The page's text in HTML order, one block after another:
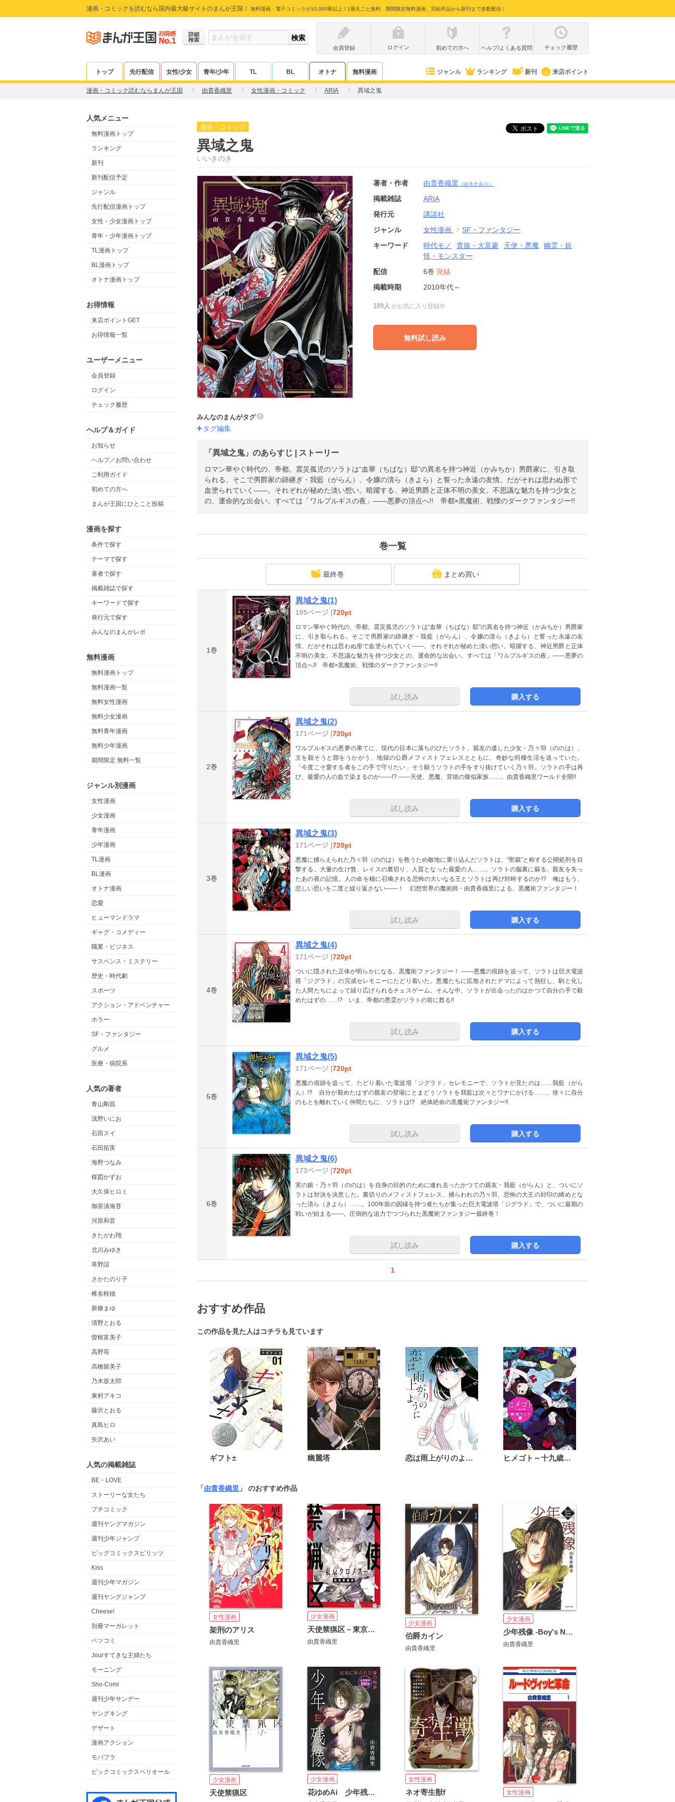
漫画・コミックを読むなら国内最大級サイトのまんが王国！ 無料漫画・電子コミックが10,000冊以上！1冊丸ごと無料、期間限定無料漫画、完結作品から新刊まで多数配信！
詳細
検索
会員登録
ログイン 初めての方へ ヘルプ/よくある質問 チェック履歴
トップ 先行配信 女性/少女 青年/少年 TL BL オトナ 無料漫画 ジャンル ランキング 新刊 来店ポイント
漫画・コミック読むならまんが王国 由貴香織里 女性漫画・コミック ARIA 異域之鬼
人気メニュー
無料漫画トップ
ランキング
新刊
新刊配信予定
ジャンル
先行配信漫画トップ
女性・少女漫画トップ
青年・少年漫画トップ
TL漫画トップ
BL漫画トップ
オトナ漫画トップ
お得情報
来店ポイントGET
お得情報一覧
ユーザーメニュー
会員登録
ログイン
チェック履歴
ヘルプ＆ガイド
お知らせ
ヘルプ／お問い合わせ
ご利用ガイド
初めての方へ
まんが王国にひとこと投稿
漫画を探す
条件で探す
テーマで探す
著者で探す
掲載雑誌で探す
キーワードで探す
発行元で探す
みんなのまんがレポ
無料漫画
無料漫画トップ
無料漫画一覧
無料女性漫画
無料少女漫画
無料青年漫画
無料少年漫画
期間限定 無料一覧
ジャンル別漫画
女性漫画
少女漫画
青年漫画
少年漫画
TL漫画
BL漫画
オトナ漫画
恋愛
ヒューマンドラマ
ギャグ・コメディー
職業・ビジネス
サスペンス・ミステリー
歴史・時代劇
スポーツ
アクション・アドベンチャー
ホラー
SF・ファンタジー
グルメ
医療・病院系
人気の著者
青山剛昌
浅野いにお
石田スイ
石田拓実
海野つなみ
楳図かずお
大久保ヒロミ
御茶漬海苔
河原和音
きたがわ翔
北川みゆき
草野誼
さかたのり子
椎名軽穂
新條まゆ
清野とおる
曽根富美子
高野苺
高橋留美子
乃木坂太郎
東村アキコ
藤沢とおる
真島ヒロ
矢沢あい
人気の掲載雑誌
BE・LOVE
ストーリーな女たち
プチコミック
週刊ヤングマガジン
週刊少年ジャンプ
ビッグコミックスピリッツ
Kiss
週刊少年マガジン
週刊ヤングジャンプ
Cheese!
別冊マーガレット
ベツコミ
Jourすてきな主婦たち
モーニング
Sho-Comi
週刊少年サンデー
ヤングキング
デザート
漫画アクション
モバフラ
ビックコミックスペリオール
漫画・コミック
異域之鬼
いいきのき
著者・作者 由貴香織里 （ゆきかおり）
掲載雑誌
ARIA
発行元
講談社
ジャンル
女性漫画
SF・ファンタジー
キーワード
時代モノ 貴族・大富豪 天使・悪魔
幽霊・妖
怪・モンスター
配信
6巻 完結
掲載時期
2010年代～
189人 がお気に入り登録中
無料試し読み
みんなのまんがタグ
タグ編集
「異域之鬼」のあらすじ | ストーリー
ロマン華やぐ時代の、帝都。震災孤児のソラトは“血華（ちばな）邸”の異名を持つ神近（かみちか）男爵家に、引き取
られる。そこで男爵家の跡継ぎ・我藍（がらん）、令嬢の清ら（きよら）と誓った永遠の友情。だがそれは思わぬ形で
血塗られていく――。それぞれが秘めた淡い想い。暗躍する、神近男爵と正体不明の美女。不思議な魅力を持つ少女と
の、運命的な出会い。すべては「ワルプルギスの夜」――悪夢の頂点へ!! 帝都×黒魔術、戦慄のダークファンタジー!!
巻一覧
最終巻 まとめ買い
1巻
異域之鬼(1)
195ページ |720pt
ロマン華やぐ時代の、帝都。震災孤児のソラトは“血華（ちばな）邸”の異名を持つ神近（かみちか）男爵家
に、引き取られる。そこで男爵家の跡継ぎ・我藍（がらん）、令嬢の清ら（きよら）と誓った永遠の友
情。だがそれは思わぬ形で血塗られていく――。それぞれが秘めた淡い想い。暗躍する、神近男爵と正体
不明の美女。不思議な魅力を持つ少女との、運命的な出会い。すべては「ワルプルギスの夜」――悪夢の
頂点へ!! 帝都×黒魔術、戦慄のダークファンタジー!!
試し読み 購入する
2巻
異域之鬼(2)
171ページ |720pt
ワルプルギスの悪夢の果てに、現代の日本に落ちのびたソラト。親友の遺した少女・乃々羽（ののは）、
主を殺そうと隙をうかがう、地獄の公爵メフィストフェレスとともに、奇妙な同棲生活を送っていた。
「今度こそ愛する者をこの手で守りたい」そう願うソラトの手をすり抜けていく乃々羽。ソラトの手は再
び、最愛の人の血で染まるのか――!? ――天使、悪魔、背徳の擬似家族……。由貴香織里ワールド全開!!
試し読み 購入する
3巻
異域之鬼(3)
171ページ |720pt
悪魔に捕らえられた乃々羽（ののは）を救うため敵地に乗り込んだソラトは、“聖裁”と称する公開処刑を目
撃する。大量の生け贄、レイスの裏切り、人質となった最愛の人……。ソラトの脳裏に蘇る、親友を失っ
たあの夜の記憶。人の命を糧に召喚される恐怖の大いなる王とソラトは再び対峙するのか!? 俺はもう、
悲しい思いを二度と繰り返さない――！ 幻想世界の魔術師・由貴香織里による、黒魔術ファンタジー！
試し読み 購入する
4巻
異域之鬼(4)
171ページ |720pt
ついに隠された正体が明らかになる、黒魔術ファンタジー！ ――悪魔の痕跡を追って、ソラトは巨大電波
搭「ジグラド」の完成セレモニーにたどり着いた。悪魔たちに拡散されたデマによって熱狂し、駒と化し
た人間たちによって繰り広げられるチェスゲーム。そんな中、ソラトが出会ったのはかつて自分の手で殺
めたはずの……!? いま、帝都の悪霊がソラトの前に甦る!!
試し読み 購入する
5巻
異域之鬼(5)
171ページ |720pt
悪魔の痕跡を追って、たどり着いた電波塔「ジグラド」セレモニーで、ソラトが見たのは……我藍（がら
ん）!? 自分が殺めたはずの親友の登場にとまどうソラトを我藍は次々とワナにかける……。徐々に自分
のもとを離れていく仲間たちに、ソラトは!? 絶体絶命の黒魔術ファンタジー!!
試し読み 購入する
6巻
異域之鬼(6)
173ページ |720pt
実の娘・乃々羽（ののは）を自身の目的のために連れ去ったかつての親友・我藍（がらん）と、ついにソ
ラトは対決を決意した。裏切りのメフィストフェレス、捕らわれの乃々羽、恐怖の大王の封印の縛めとな
った清ら（きよら）……。100年前の因縁を持つ者たちが集った巨大電波塔「ジグラド」で、ついに最期の
戦いが始まる――。圧倒的な迫力でつづられた黒魔術ファンタジー最終巻！
試し読み 購入する
1
おすすめ作品
この作品を見た人はコチラも見ています
ギフト± 幽麗塔 恋は雨上がりのように ヒメゴト～十九歳の制服～
「由貴香織里 」 のおすすめ作品
女性漫画
架刑のアリス
由貴香織里
少女漫画
天使禁猟区－東京クロノス－
由貴香織里
少女漫画
伯爵カイン
由貴香織里
少女漫画
少年残像 -Boy's Next Door-
由貴香織里
少女漫画
天使禁猟区
少女漫画
花ゆめAi 少年残像－Boy's Next Door－
女性漫画
ネオ寄生獣f 女性漫画